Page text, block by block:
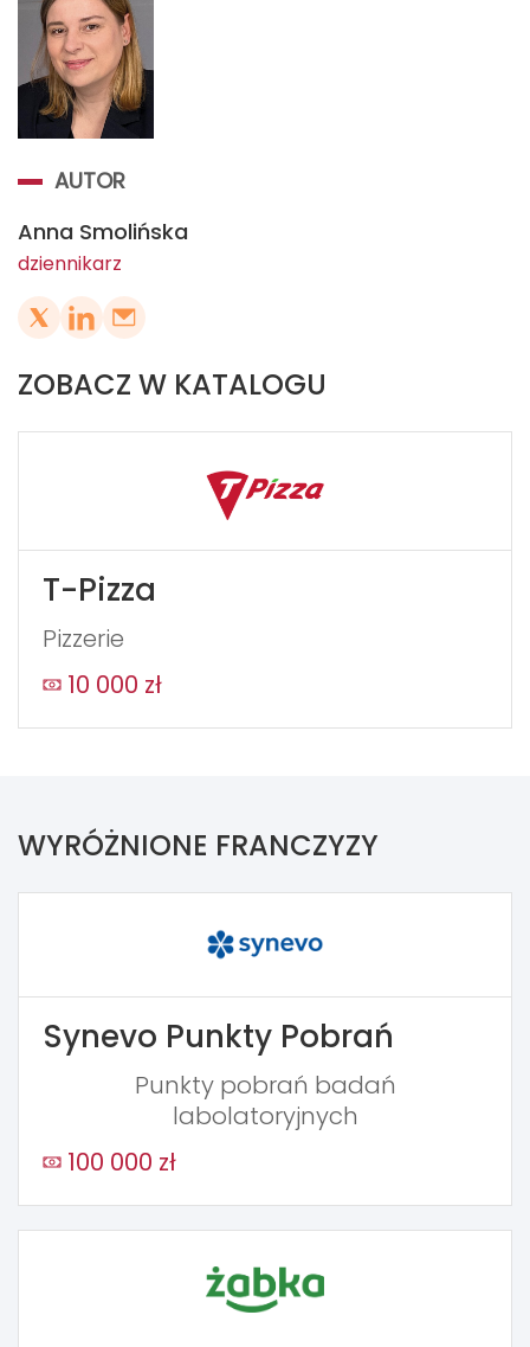
AUTOR
Anna Smolińska
dziennikarz
ZOBACZ W KATALOGU
T-Pizza
Pizzerie
10 000 zł
WYRÓŻNIONE FRANCZYZY
Synevo Punkty Pobrań
Punkty pobrań badań
labolatoryjnych
100 000 zł